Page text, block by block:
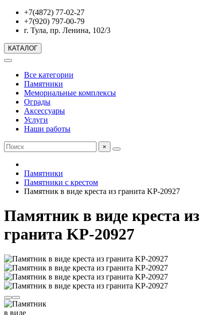
+7(4872) 77-02-27
+7(920) 797-00-79
г. Тула, пр. Ленина, 102/3
КАТАЛОГ
Все категории
Памятники
Мемориальные комплексы
Ограды
Аксессуары
Услуги
Наши работы
×
Памятники
Памятники с крестом
Памятник в виде креста из гранита KP-20927
Памятник в виде креста из
гранита KP-20927